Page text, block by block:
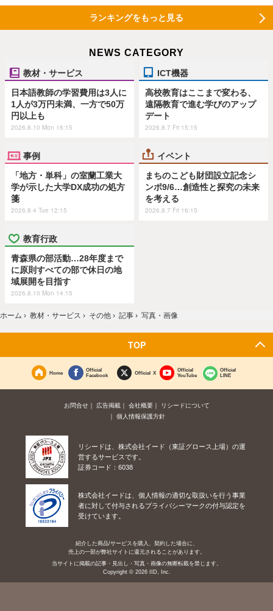
ランキングをもっと見る
NEWS CATEGORY
教材・サービス
日本語教師の学習費用は3人に
1人が3万円未満、一方で50万
円以上も
2026.8.10 Mon 16:15
ICT機器
高校教育はここまで変わる、
遠隔教育で進む学びのアップ
デート
2026.8.7 Fri 15:15
事例
「地方・単科」の室蘭工業大
学が示した大学DX成功の処方
箋
2026.8.4 Tue 12:15
イベント
まちのこども財団設立記念シ
ンポ9/6…創造性と探究の未来
を考える
2026.8.7 Fri 16:15
教育行政
青森県の部活動…28年度まで
に原則すべての部で休日の地
域展開を目指す
2026.8.10 Mon 14:15
ホーム › 教材・サービス › その他 › 記事 › 写真・画像
TOP
Home
Official
Facebook
Official X
Official
YouTube
Official
LINE
お問合せ 広告掲載 会社概要
リシードについて
個人情報保護方針
リシードは、株式会社イード（東証グロース上場）の運
営するサービスです。
証券コード：6038
株式会社イードは、個人情報の適切な取扱いを行う事業
者に対して付与されるプライバシーマークの付与認定を
受けています。
紹介した商品/サービスを購入、契約した場合に、
売上の一部が弊社サイトに還元されることがあります。
当サイトに掲載の記事・見出し・写真・画像の無断転載を禁じます。
Copyright © 2026 IID, Inc.